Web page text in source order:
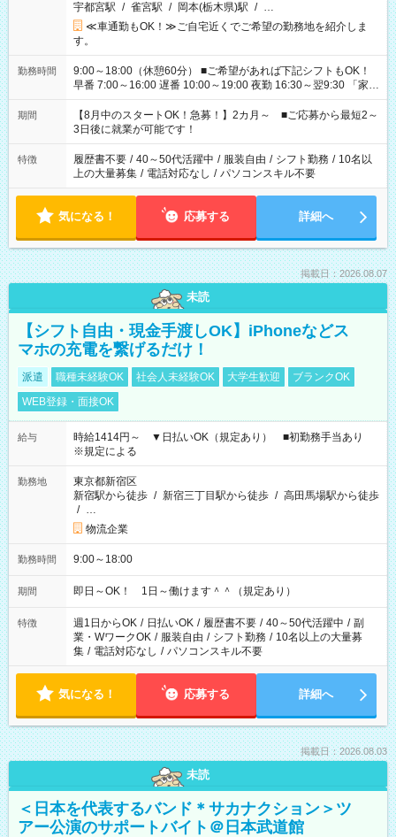
宇都宮駅 / 雀宮駅 / 岡本(栃木県)駅 / …
≪車通勤もOK！≫ご自宅近くでご希望の勤務地を紹介しま
す。
勤務時間
9:00～18:00（休憩60分） ■ご希望があれば下記シフトもOK！
早番 7:00～16:00 遅番 10:00～19:00 夜勤 16:30～翌9:30 「家族
と休みを合わせたい」 「余裕を持って夕飯の準備がしたい」
「できれば残業はしたくない」 など、ご希望を教えてください
ね。 ※Wワーク希望の方へ 今ご覧のお仕事で希望する勤務時間
と、もう1つのお仕事の勤務時間。 合計で週40時間を超える場
合は応募できません。
期間
【8月中のスタートOK！急募！】2カ月～ ■ご応募から最短2～
3日後に就業が可能です！
特徴 履歴書不要 / 40～50代活躍中 / 服装自由 / シフト勤務 / 10名以
上の大量募集 / 電話対応なし / パソコンスキル不要
気になる！ 応募する 詳細へ
掲載日：2026.08.07
未読
【シフト自由・現金手渡しOK】iPhoneなどス
マホの充電を繋げるだけ！
派遣 職種未経験OK 社会人未経験OK 大学生歓迎
ブランクOK
WEB登録・面接OK
給与
時給1414円～ ▼日払いOK（規定あり） ■初勤務手当あり
※規定による
勤務地
東京都新宿区
新宿駅から徒歩 / 新宿三丁目駅から徒歩 / 高田馬場駅から徒歩
/ …
物流企業
勤務時間 9:00～18:00
期間 即日～OK！ 1日～働けます＾＾（規定あり）
特徴 週1日からOK / 日払いOK / 履歴書不要 / 40～50代活躍中 / 副
業・WワークOK / 服装自由 / シフト勤務 / 10名以上の大量募
集 / 電話対応なし / パソコンスキル不要
気になる！ 応募する 詳細へ
掲載日：2026.08.03
未読
＜日本を代表するバンド＊サカナクション＞ツ
アー公演のサポートバイト＠日本武道館